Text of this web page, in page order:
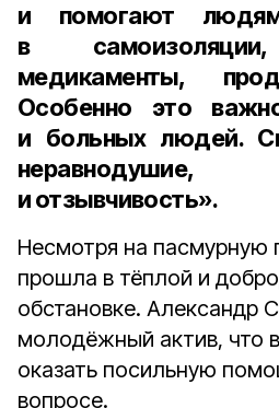
и помогают
в
медикаменты,
Особенно это
и больных людей.
и отзывчивость».
Несмотря на пасмурную
прошла в тёплой и
обстановке. Александр
молодёжный актив, что
оказать посильную
вопросе.